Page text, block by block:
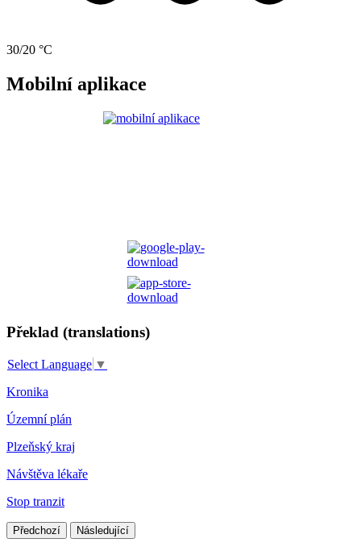
30/20 °C
Mobilní aplikace
Překlad (translations)
Select Language ▼
Kronika
Územní plán
Plzeňský kraj
Návštěva lékaře
Stop tranzit
Předchozí Následující